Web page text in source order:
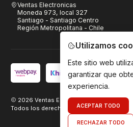
Ventas Electronicas
Moneda 973, local 327
Santiago - Santiago Centro
Región Metropolitana - Chile
2026 Ventas Electrónicas.
Todos los derechos reservados.
Utilizamos
Este sitio web
garantizar que
experiencia.
ACEPTAR TODO
RECHAZAR TODO